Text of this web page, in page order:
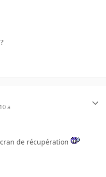
10 a
de récupération